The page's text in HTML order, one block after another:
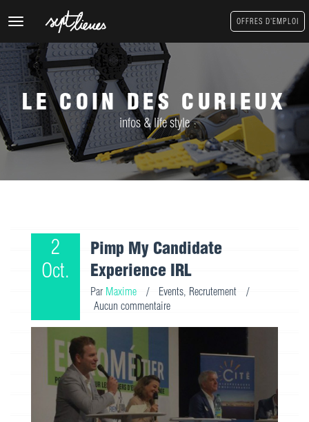
Toggle
OFFRES D'EMPLOI
LE COIN DES CURIEUX
infos & life style
2
Oct.
Pimp My Candidate
Experience IRL
Par Maxime / Events, Recrutement
/
Aucun commentaire